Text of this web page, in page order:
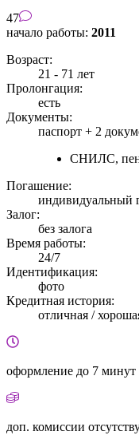
47
начало работы: 2011
Возраст:
21 - 71 лет
Пролонгация:
есть
Документы:
паспорт + 2
СНИЛС,
Погашение:
индивидуальный
Залог:
без залога
Время работы:
24/7
Идентификация:
фото
Кредитная история:
отличная /
оформление до 7 минут
доп. комиссии